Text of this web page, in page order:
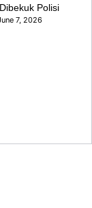
Polisi
7, 2026